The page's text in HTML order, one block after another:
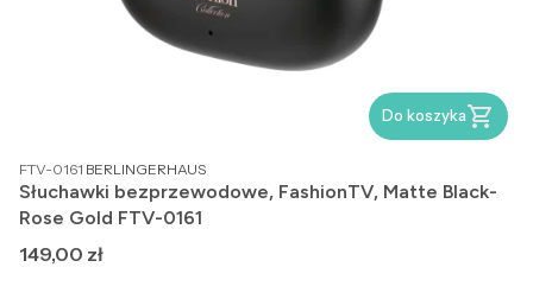
Do koszyka
FTV-0161 PRODUCENT
BERLINGERHAUS
Słuchawki bezprzewodowe, FashionTV, Matte Black-
Rose Gold FTV-0161
Cena
149,00 zł